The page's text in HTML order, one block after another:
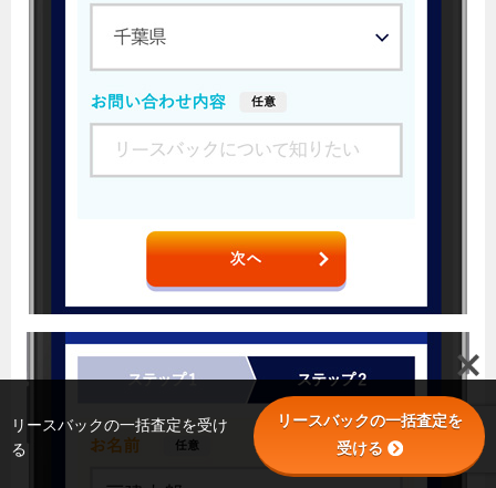
リースバックの一括査定を受け
る
リースバックの一括査定を
受ける